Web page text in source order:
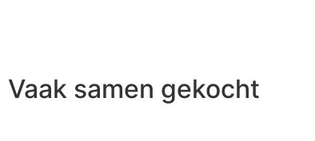
Vaak samen gekocht